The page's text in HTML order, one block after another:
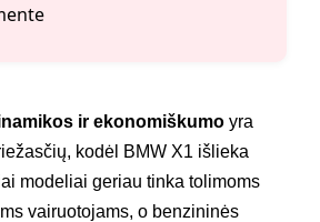
ir ekonomiškumo yra
kodėl BMW X1 išlieka
modeliai geriau tinka tolimoms
vairuotojams, o benzininės